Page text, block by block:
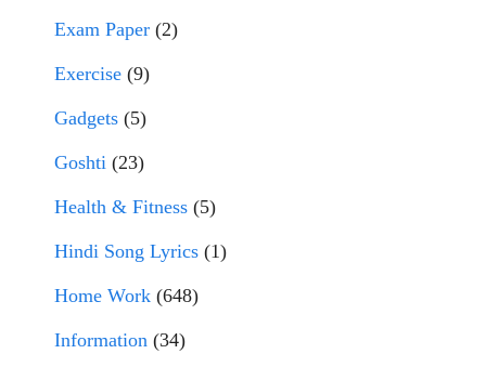
Exam Paper (2)
Exercise (9)
Gadgets (5)
Goshti (23)
Health & Fitness (5)
Hindi Song Lyrics (1)
Home Work (648)
Information (34)